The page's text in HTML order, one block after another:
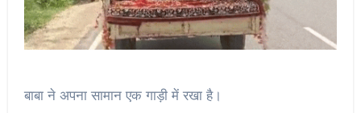
बाबा ने अपना सामान एक गाड़ी में रखा है।